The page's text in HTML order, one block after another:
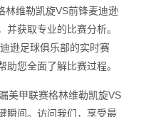
林维勒凯旋VS前锋麦迪逊
并获取专业的比赛分析。
逊足球俱乐部的实时赛
您全面了解比赛过程。
美甲联赛格林维勒凯旋VS
瞬间。访问我们，享受最